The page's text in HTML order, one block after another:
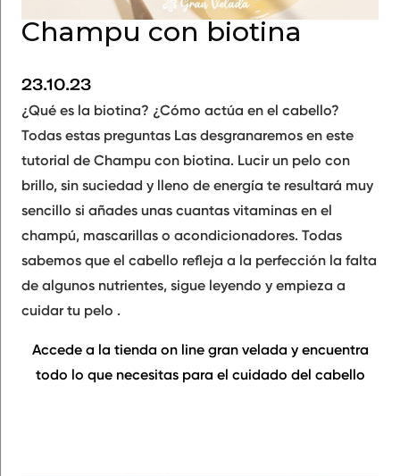
Champu con biotina
23.10.23
¿Qué es la biotina? ¿Cómo actúa en el cabello?
Todas estas preguntas Las desgranaremos en este
tutorial de Champu con biotina. Lucir un pelo con
brillo, sin suciedad y lleno de energía te resultará muy
sencillo si añades unas cuantas vitaminas en el
champú, mascarillas o acondicionadores. Todas
sabemos que el cabello refleja a la perfección la falta
de algunos nutrientes, sigue leyendo y empieza a
cuidar tu pelo .
Accede a la tienda on line gran velada y encuentra
todo lo que necesitas para el cuidado del cabello